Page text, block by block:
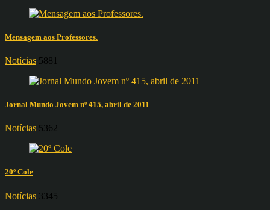
Mensagem aos Professores.
Notícias 5881
Jornal Mundo Jovem nº 415, abril de 2011
Notícias 5362
20º Cole
Notícias 3345